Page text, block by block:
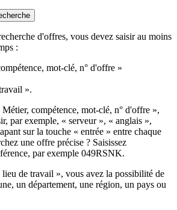
d'offres, vous devez saisir au moins
:
mot-clé, n° d'offre »
».
compétence, mot-clé, n° d'offre »,
par exemple, « serveur », « anglais »,
sur la touche « entrée » entre chaque
une offre précise ? Saisissez
par exemple 049RSNK.
de travail », vous avez la possibilité de
un département, une région, un pays ou